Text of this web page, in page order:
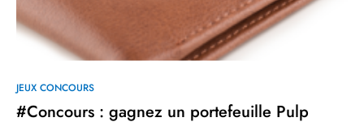
JEUX CONCOURS
#Concours : gagnez un portefeuille Pulp